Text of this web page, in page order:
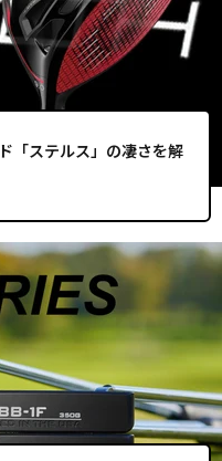
「ステルス」の凄さを解